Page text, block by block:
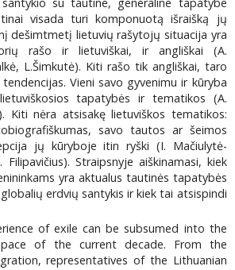
visada turi komponuotą išraišką jų
dešimtmetį lietuvių rašytojų situacija yra
rašo ir lietuviškai, ir angliškai (A.
L.Šimkutė). Kiti rašo tik angliškai, taro
Vieni savo gyvenimu ir kūryba
tapatybės ir tematikos (A.
Kiti nėra atsisakę lietuviškos tematikos:
savo tautos ar šeimos
jų kūryboje itin ryški (I. Mačiulytė-
Filipavičius). Straipsnyje aiškinamasi, kiek
yra aktualus tautinės tapatybės
erdvių santykis ir kiek tai atsispindi
of exile can be subsumed into the
of the current decade. From the
representatives of the Lithuanian